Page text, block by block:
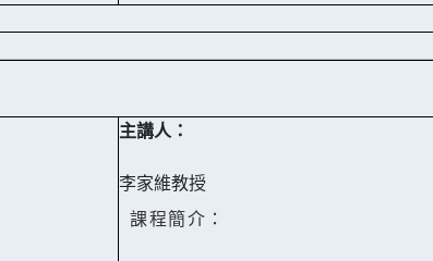
主講人：
李家維教授
課程簡介：